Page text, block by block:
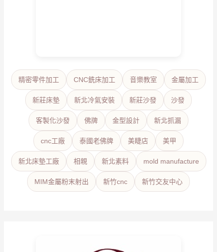
精密零件加工 CNC銑床加工 音樂教室 金屬加工
新莊床墊 新北冷氣安裝 新莊沙發 沙發
客製化沙發 佛牌 金型設計 新北抓漏
cnc工廠 泰國老佛牌 美睫店 美甲
新北床墊工廠 相親 新北素料 mold manufacture
MIM金屬粉末射出 新竹cnc 新竹交友中心